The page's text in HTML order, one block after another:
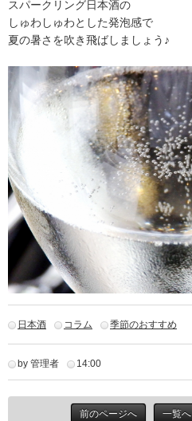
スパークリング日本酒の
しゅわしゅわとした発泡感で
夏の暑さを吹き飛ばしましょう♪
日本酒 コラム 季節のおすすめ
by 管理者 14:00
前のページへ 一覧へ